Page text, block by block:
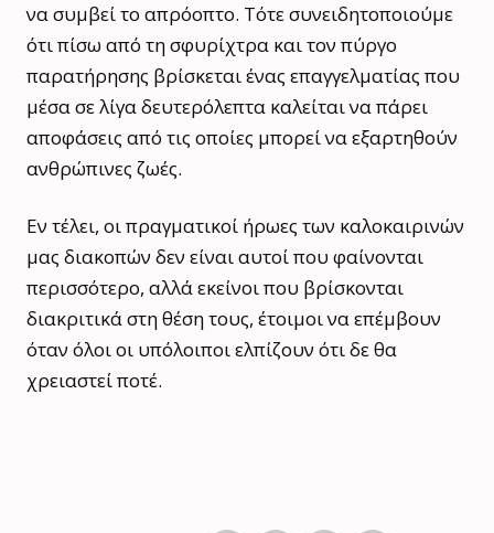
να συμβεί το απρόοπτο. Τότε συνειδητοποιούμε
ότι πίσω από τη σφυρίχτρα και τον πύργο
παρατήρησης βρίσκεται ένας επαγγελματίας που
μέσα σε λίγα δευτερόλεπτα καλείται να πάρει
αποφάσεις από τις οποίες μπορεί να εξαρτηθούν
ανθρώπινες ζωές.
Εν τέλει, οι πραγματικοί ήρωες των καλοκαιρινών
μας διακοπών δεν είναι αυτοί που φαίνονται
περισσότερο, αλλά εκείνοι που βρίσκονται
διακριτικά στη θέση τους, έτοιμοι να επέμβουν
όταν όλοι οι υπόλοιποι ελπίζουν ότι δε θα
χρειαστεί ποτέ.